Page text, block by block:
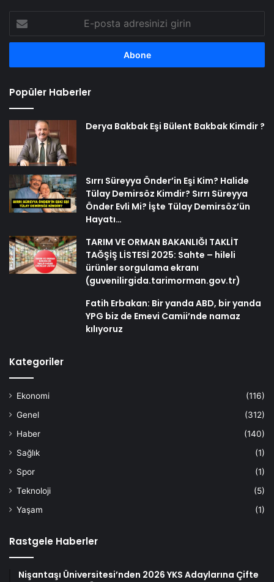
posta
adresinizi
Popüler Haberler
Derya Bakbak Eşi Bülent Bakbak Kimdir ?
Sırrı Süreyya Önder’in Eşi Kim? Halide
Tülay Demirsöz Kimdir? Sırrı Süreyya
Önder Evli Mi? İşte Tülay Demirsöz’ün
Hayatı…
TARIM VE ORMAN BAKANLIĞI TAKLİT
TAĞŞİŞ LİSTESİ 2025: Sahte – hileli
ürünler sorgulama ekranı
(guvenilirgida.tarimorman.gov.tr)
Fatih Erbakan: Bir yanda ABD, bir yanda
YPG biz de Emevi Camii’nde namaz
kılıyoruz
Kategoriler
Ekonomi
(116)
Genel
(312)
Haber
(140)
Sağlık
(1)
Spor
(1)
Teknoloji
(5)
Yaşam
(1)
Rastgele Haberler
Nişantaşı Üniversitesi’nden 2026 YKS Adaylarına Çifte